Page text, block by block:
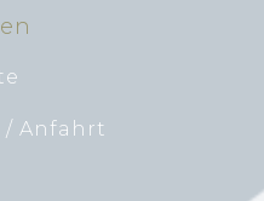
/ Anfahrt